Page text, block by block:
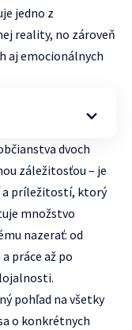
jedno z
reality, no zároveň
aj emocionálnych
dvoch
záležitosťou – je
a príležitostí, ktorý
množstvo
nazerať: od
práce až po
pohľad na všetky
o konkrétnych